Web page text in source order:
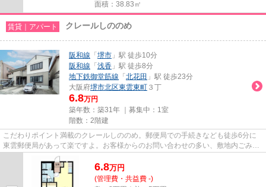
面積：38.83㎡
賃貸｜アパート クレールしののめ
阪和線 「 堺市 」駅 徒歩10分
阪和線 「 浅香 」駅 徒歩8分
地下鉄御堂筋線 「 北花田 」駅 徒歩23分
大阪府堺市北区東雲東町 ３丁
6.8万円
築年数：築31年 ｜募集中： 1室
階数：2階建
こだわりポイント満載のクレールしののめ。郵便局での手続きなども徒歩6分に
東雲郵便局があって楽ですよ。お客様からのお問い合わせの多い、敷地内ごみ置
き場があります。通勤やお出か...
6.8万円
(管理費・共益費 -)